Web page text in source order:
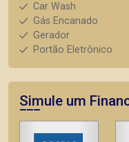
Car Wash
Gás Encanado
Gerador
Portão Eletrônico
Simule um